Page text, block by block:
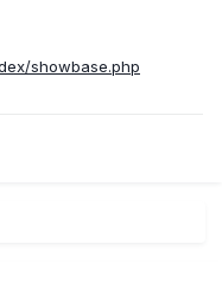
showbase.php